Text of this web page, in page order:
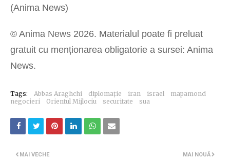
(Anima News)
© Anima News 2026. Materialul poate fi preluat
gratuit cu menționarea obligatorie a sursei: Anima
News.
Tags: Abbas Araghchi diplomație iran israel
mapamond
negocieri
Orientul Mijlociu securitate sua
MAI NOUĂ
MAI VECHE